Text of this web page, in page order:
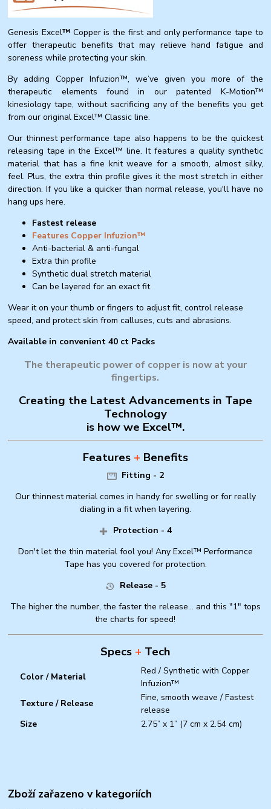
Genesis Excel™Copper is the first and only performance tape to
offer therapeutic benefits that may relieve hand fatigue and
soreness while protecting your skin.
By adding Copper Infuzion™, we’ve given you more of the
therapeutic elements found in our patented K-Motion™
kinesiology tape, without sacrificing any of the benefits you get
from our original Excel™ Classic line.
Our thinnest performance tape also happens to be the quickest
releasing tape in the Excel™ line. It features a quality synthetic
material that has a fine knit weave for a smooth, almost silky,
feel. Plus, the extra thin profile gives it the most stretch in either
direction. If you like a quicker than normal release, you'll have no
hang ups here.
Fastest release
Features Copper Infuzion™
Anti-bacterial & anti-fungal
Extra thin profile
Synthetic dual stretch material
Can be layered for an exact fit
Wear it on your thumb or fingers to adjust fit, control release
speed, and protect skin from calluses, cuts and abrasions.
Available in convenient 40 ct Packs
The therapeutic power of copper is now at your
fingertips.
Creating the Latest Advancements in Tape
Technology
is how we Excel™.
Features + Benefits
Fitting - 2
Our thinnest material comes in handy for swelling or for really
dialing in a fit when layering.
Protection - 4
Don't let the thin material fool you! Any Excel™ Performance
Tape has you covered for protection.
Release - 5
The higher the number, the faster the release... and this "1" tops
the charts for speed!
Specs + Tech
Color / Material
Red / Synthetic with Copper
Infuzion™
Texture / Release
Fine, smooth weave / Fastest
release
Size
2.75” x 1” (7 cm x 2.54 cm)
Zboží zařazeno v kategoriích